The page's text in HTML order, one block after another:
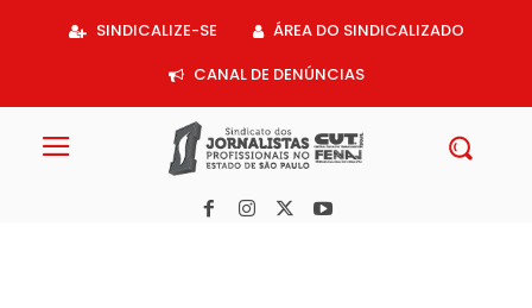
SINDICALIZE-SE
ÁREA DO SINDICALIZADO
CANAL DE DENÚNCIAS